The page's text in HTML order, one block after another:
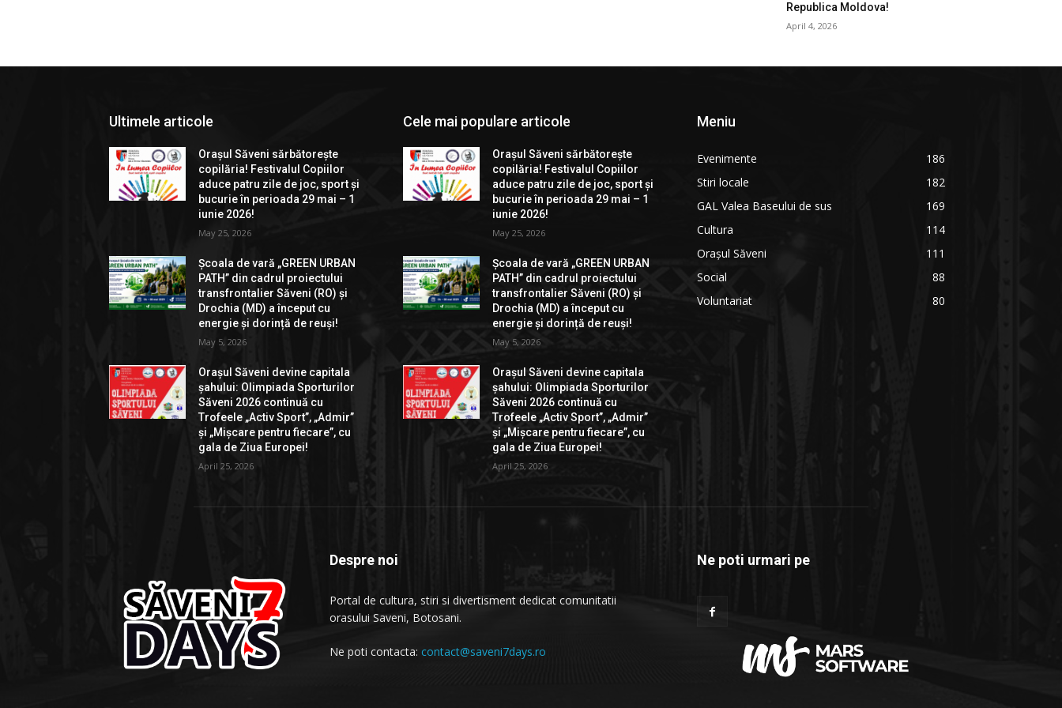
Republica Moldova!
April 4, 2026
Ultimele articole
Orașul Săveni sărbătorește
copilăria! Festivalul Copiilor
aduce patru zile de joc, sport și
bucurie în perioada 29 mai – 1
iunie 2026!
May 25, 2026
Școala de vară „GREEN URBAN
PATH” din cadrul proiectului
transfrontalier Săveni (RO) și
Drochia (MD) a început cu
energie și dorință de reuși!
May 5, 2026
Orașul Săveni devine capitala
șahului: Olimpiada Sporturilor
Săveni 2026 continuă cu
Trofeele „Activ Sport”, „Admir”
și „Mișcare pentru fiecare”, cu
gala de Ziua Europei!
April 25, 2026
Cele mai populare articole
Orașul Săveni sărbătorește
copilăria! Festivalul Copiilor
aduce patru zile de joc, sport și
bucurie în perioada 29 mai – 1
iunie 2026!
May 25, 2026
Școala de vară „GREEN URBAN
PATH” din cadrul proiectului
transfrontalier Săveni (RO) și
Drochia (MD) a început cu
energie și dorință de reuși!
May 5, 2026
Orașul Săveni devine capitala
șahului: Olimpiada Sporturilor
Săveni 2026 continuă cu
Trofeele „Activ Sport”, „Admir”
și „Mișcare pentru fiecare”, cu
gala de Ziua Europei!
April 25, 2026
Meniu
Evenimente
186
Stiri locale
182
GAL Valea Baseului de sus
169
Cultura
114
Orașul Săveni
111
Social
88
Voluntariat
80
Despre noi
Portal de cultura, stiri si divertisment dedicat comunitatii
orasului Saveni, Botosani.
Ne poti contacta: contact@saveni7days.ro
Ne poti urmari pe